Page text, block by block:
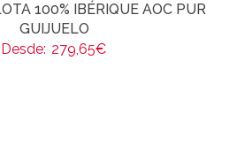
100% IBÉRIQUE AOC PUR
GUIJUELO
Desde: 279,65€